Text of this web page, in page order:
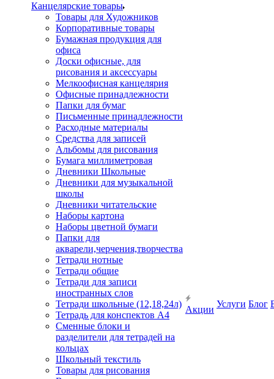
Канцелярские товары
Товары для Художников
Корпоративные товары
Бумажная продукция для
офиса
Доски офисные, для
рисования и аксессуары
Мелкоофисная канцелярия
Офисные принадлежности
Папки для бумаг
Письменные принадлежности
Расходные материалы
Средства для записей
Альбомы для рисования
Бумага миллиметровая
Дневники Школьные
Дневники для музыкальной
школы
Дневники читательские
Наборы картона
Наборы цветной бумаги
Папки для
акварели,черчения,творчества
Тетради нотные
Тетради общие
Тетради для записи
иностранных слов
Тетради школьные (12,18,24л)
Тетрадь для конспектов А4
Сменные блоки и
разделители для тетрадей на
кольцах
Школьный текстиль
Товары для рисования
Акции
Услуги Блог